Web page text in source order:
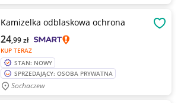
Kamizelka odblaskowa ochrona
KUP TERAZ
24,99zł
STAN: NOWY
SPRZEDAJĄCY: OSOBA PRYWATNA
Sochaczew